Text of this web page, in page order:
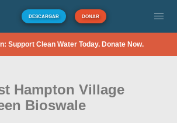
DESCARGAR DONAR
Support Clean Water Today. Donate Now.
Hampton Village
Bioswale